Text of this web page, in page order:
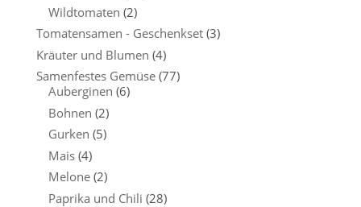
Wildtomaten (2)
Tomatensamen - Geschenkset (3)
Kräuter und Blumen (4)
Samenfestes Gemüse (77)
Auberginen (6)
Bohnen (2)
Gurken (5)
Mais (4)
Melone (2)
Paprika und Chili (28)